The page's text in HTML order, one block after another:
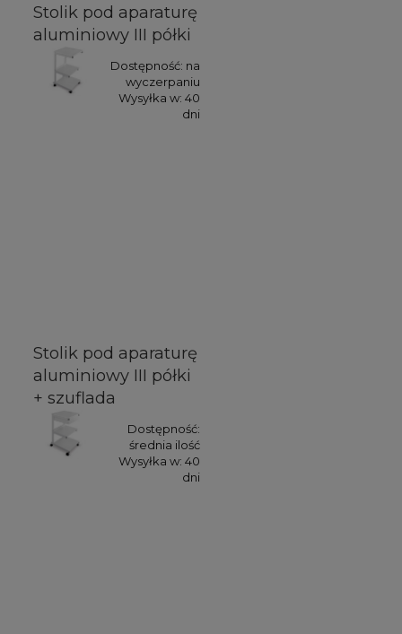
Stolik pod aparaturę
aluminiowy III półki
Dostępność: na
wyczerpaniu
Wysyłka w: 40
dni
Stolik pod aparaturę
aluminiowy III półki
+ szuflada
Dostępność:
średnia ilość
Wysyłka w: 40
dni